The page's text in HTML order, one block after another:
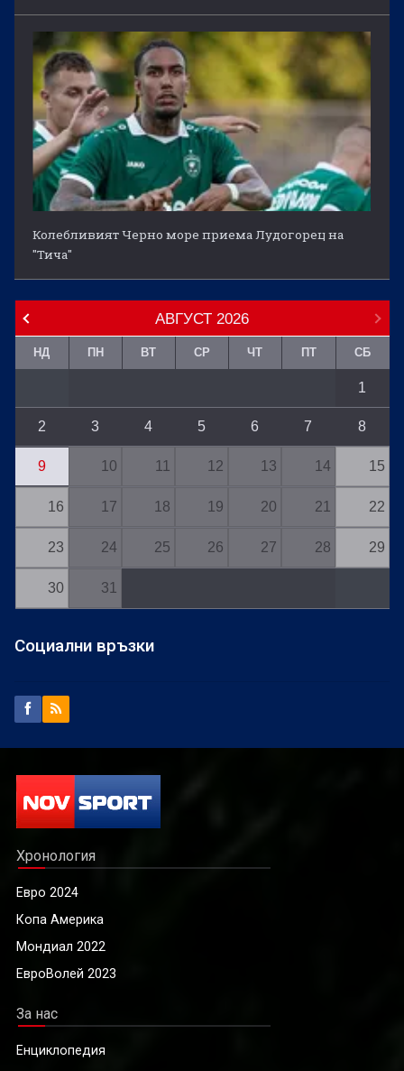
Колебливият Черно море приема Лудогорец на
"Тича"
АВГУСТ 2026
НД ПН ВТ СР ЧТ ПТ СБ
1
2 3 4 5 6 7 8
9 10 11 12 13 14 15
16 17 18 19 20 21 22
23 24 25 26 27 28 29
30 31
Социални връзки
Хронология
Евро 2024
Копа Америка
Мондиал 2022
ЕвроВолей 2023
За нас
Енциклопедия